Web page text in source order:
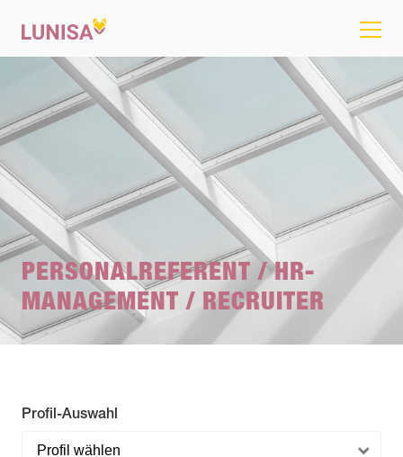
PERSONALREFERENT / HR-
MANAGEMENT / RECRUITER
Profil-Auswahl